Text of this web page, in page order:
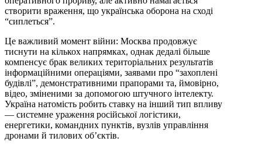
створити враження, що українська оборона на сході
“сиплеться”.
Це важливий момент війни: Москва продовжує
тиснути на кількох напрямках, однак дедалі більше
компенсує брак великих територіальних результатів
інформаційними операціями, заявами про “захоплені
будівлі”, демонстративними прапорами та, ймовірно,
відео, зміненими за допомогою штучного інтелекту.
Україна натомість робить ставку на інший тип впливу
— системне ураження російської логістики,
енергетики, командних пунктів, вузлів управління
дронами й тилових об’єктів.